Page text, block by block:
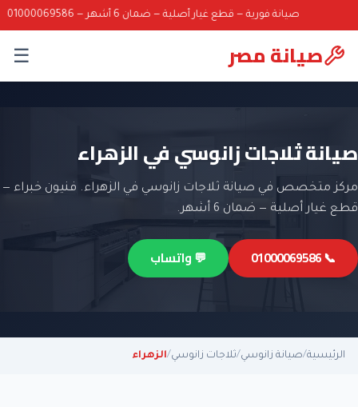
صيانة فورية — قطع غيار أصلية — ضمان 6 أشهر — 01000069586
صيانة مصر ☰
صيانة ثلاجات زانوسي في الزهراء
مركز متخصص في صيانة ثلاجات زانوسي في الزهراء. فنيون خبراء —
قطع غيار أصلية — ضمان 6 أشهر.
📞 01000069586 💬 واتساب
الرئيسية/صيانة زانوسي/ثلاجات زانوسي/الزهراء